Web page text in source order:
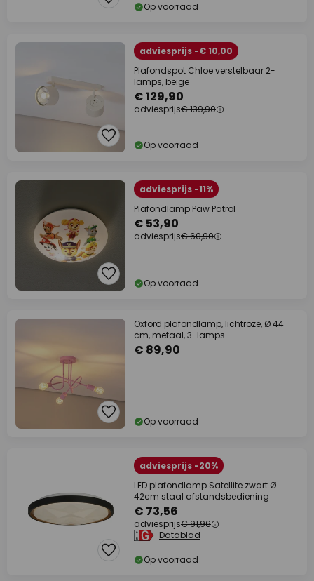
Op voorraad
adviesprijs -€ 10,00
Plafondspot Chloe verstelbaar 2-
lamps, beige
€ 129,90
adviesprijs€ 139,90
Op voorraad
adviesprijs -11%
Plafondlamp Paw Patrol
€ 53,90
adviesprijs€ 60,90
Op voorraad
Oxford plafondlamp, lichtroze, Ø 44
cm, metaal, 3-lamps
€ 89,90
Op voorraad
adviesprijs -20%
LED plafondlamp Satellite zwart Ø
42cm staal afstandsbediening
€ 73,56
adviesprijs€ 91,96
Datablad
Op voorraad